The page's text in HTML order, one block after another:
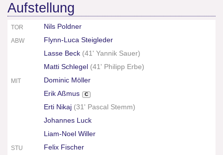
Aufstellung
TOR Nils Poldner
ABW
Flynn-Luca Steigleder
Lasse Beck (41' Yannik Sauer)
Matti Schlegel (41' Philipp Erbe)
MIT
Dominic Möller
Erik Aßmus
C
Erti Nikaj (31' Pascal Stemm)
Johannes Luck
Liam-Noel Willer
STU
Felix Fischer